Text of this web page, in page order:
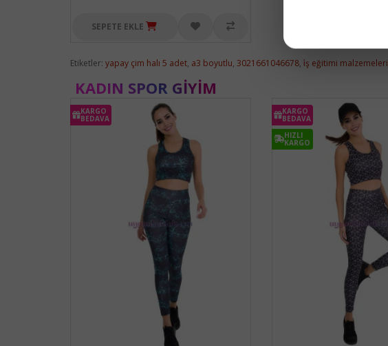
SEPETE EKLE
Etiketler: yapay çim halı 5 adet, a3 boyutlu, 3021661046678, i̇ş eğitimi malzemeleri
KADIN SPOR GIYIM
KARGO
BEDAVA
KARGO
BEDAVA
HIZLI
KARGO